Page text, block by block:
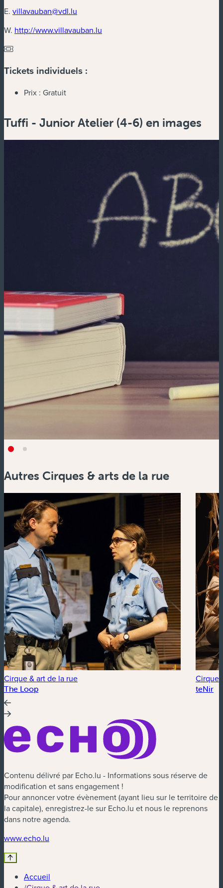
E. villavauban@vdl.lu
W. http://www.villavauban.lu
Tickets individuels :
Prix : Gratuit
Tuffi - Junior Atelier (4-6) en images
Autres Cirques & arts de la rue
Cirque & art de la rue
The Loop
Cirque
teNir
Contenu délivré par Echo.lu - Informations sous réserve de
modification et sans engagement !
Pour annoncer votre évènement (ayant lieu sur le territoire de
la capitale), enregistrez-le sur Echo.lu et nous le reprenons
dans notre agenda.
www.echo.lu
Accueil